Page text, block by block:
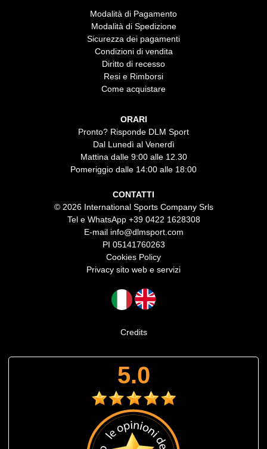
Modalità di Pagamento
Modalità di Spedizione
Sicurezza dei pagamenti
Condizioni di vendita
Diritto di recesso
Resi e Rimborsi
Come acquistare
ORARI
Pronto? Risponde DLM Sport
Dal Lunedì al Venerdì
Mattina dalle 9:00 alle 12.30
Pomeriggio dalle 14:00 alle 18:00
CONTATTI
© 2026 International Sports Company Srls
Tel e WhatsApp +39 0422 1628308
E-mail info@dlmsport.com
PI 05141760263
Cookies Policy
Privacy sito web e servizi
Credits
5.0